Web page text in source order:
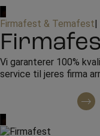
Firmafest & Temafest|
Vi garanterer 100%
service til jeres firma